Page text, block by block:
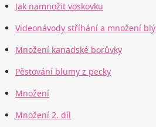
Jak namnožit voskovku
Videonávody stříhání a množení
Množení kanadské borůvky
Pěstování blumy z pecky
Množení
Množení 2. díl